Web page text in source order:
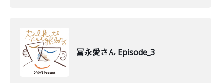
冨永愛さん Episode_3